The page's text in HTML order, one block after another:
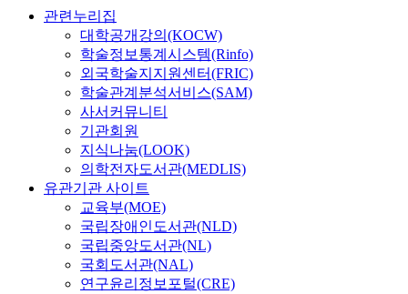
관련누리집
대학공개강의(KOCW)
학술정보통계시스템(Rinfo)
외국학술지지원센터(FRIC)
학술관계분석서비스(SAM)
사서커뮤니티
기관회원
지식나눔(LOOK)
의학전자도서관(MEDLIS)
유관기관 사이트
교육부(MOE)
국립장애인도서관(NLD)
국립중앙도서관(NL)
국회도서관(NAL)
연구윤리정보포털(CRE)